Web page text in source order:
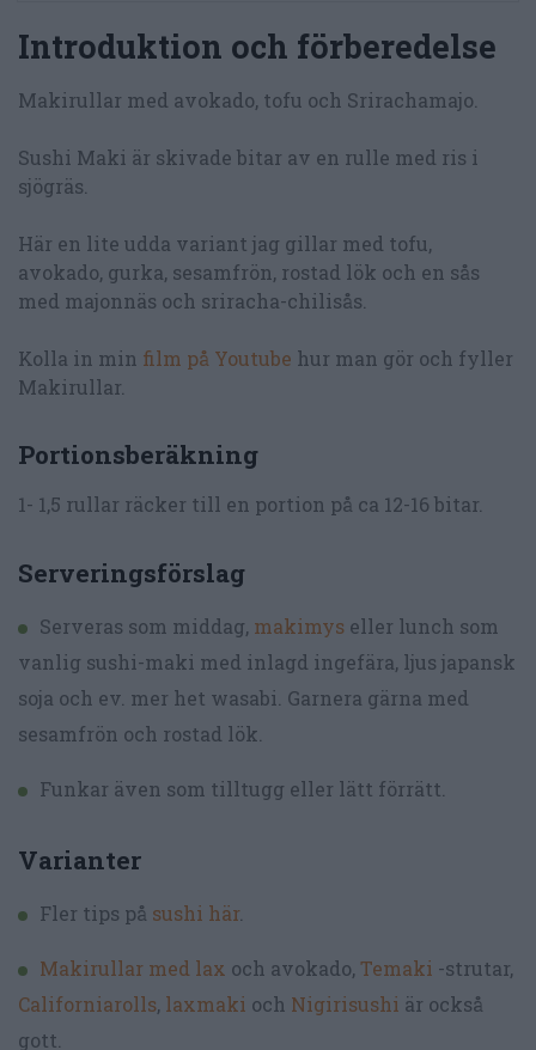
Introduktion och förberedelse
Makirullar med avokado, tofu och Srirachamajo.
Sushi Maki är skivade bitar av en rulle med ris i
sjögräs.
Här en lite udda variant jag gillar med tofu,
avokado, gurka, sesamfrön, rostad lök och en sås
med majonnäs och sriracha-chilisås.
Kolla in min film på Youtube hur man gör och fyller
Makirullar.
Portionsberäkning
1- 1,5 rullar räcker till en portion på ca 12-16 bitar.
Serveringsförslag
Serveras som middag, makimys eller lunch som
vanlig sushi-maki med inlagd ingefära, ljus japansk
soja och ev. mer het wasabi. Garnera gärna med
sesamfrön och rostad lök.
Funkar även som tilltugg eller lätt förrätt.
Varianter
Fler tips på sushi här.
Makirullar med lax och avokado, Temaki -strutar,
Californiarolls, laxmaki och Nigirisushi är också
gott.